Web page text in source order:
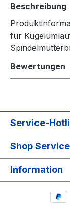
Beschreibung
für
Bewertungen
Service-
Shop Service
Information